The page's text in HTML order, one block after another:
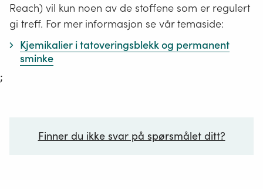
Reach) vil kun noen av de stoffene som er regulert
gi treff. For mer informasjon se vår temaside:
Kjemikalier i tatoveringsblekk og permanent
sminke
;
Finner du ikke svar på spørsmålet ditt?